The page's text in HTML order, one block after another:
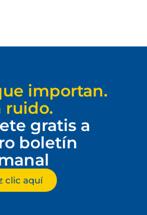
importan.
ruido.
gratis a
boletín
clic aquí